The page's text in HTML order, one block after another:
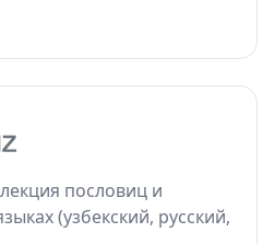
пословиц и
(узбекский, русский,